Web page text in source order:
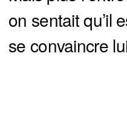
on sentait qu’il
se convaincre